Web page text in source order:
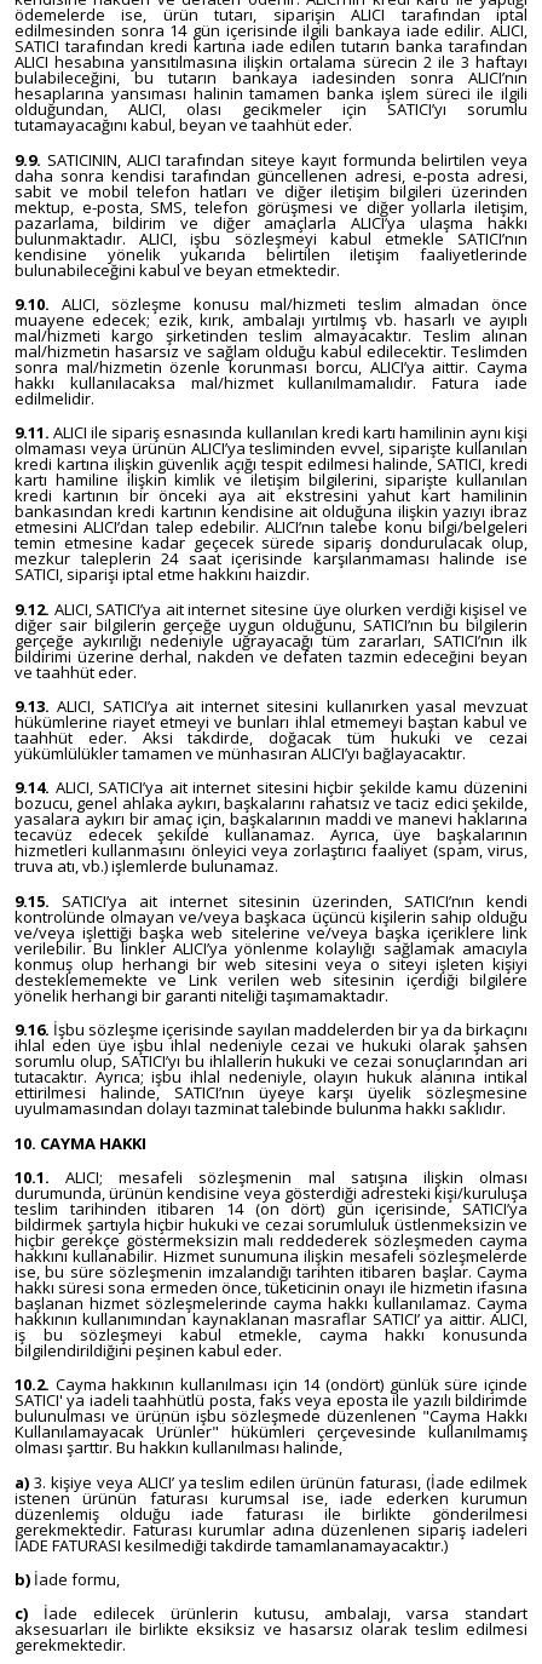
ödemelerde ise, ürün tutarı, siparişin ALICI tarafından iptal
edilmesinden sonra 14 gün içerisinde ilgili bankaya iade edilir. ALICI,
SATICI tarafından kredi kartına iade edilen tutarın banka tarafından
ALICI hesabına yansıtılmasına ilişkin ortalama sürecin 2 ile 3 haftayı
bulabileceğini, bu tutarın bankaya iadesinden sonra ALICI’nın
hesaplarına yansıması halinin tamamen banka işlem süreci ile ilgili
olduğundan, ALICI, olası gecikmeler için SATICI’yı sorumlu
tutamayacağını kabul, beyan ve taahhüt eder.
9.9. SATICININ, ALICI tarafından siteye kayıt formunda belirtilen veya
daha sonra kendisi tarafından güncellenen adresi, e-posta adresi,
sabit ve mobil telefon hatları ve diğer iletişim bilgileri üzerinden
mektup, e-posta, SMS, telefon görüşmesi ve diğer yollarla iletişim,
pazarlama, bildirim ve diğer amaçlarla ALICI’ya ulaşma hakkı
bulunmaktadır. ALICI, işbu sözleşmeyi kabul etmekle SATICI’nın
kendisine yönelik yukarıda belirtilen iletişim faaliyetlerinde
bulunabileceğini kabul ve beyan etmektedir.
9.10. ALICI, sözleşme konusu mal/hizmeti teslim almadan önce
muayene edecek; ezik, kırık, ambalajı yırtılmış vb. hasarlı ve ayıplı
mal/hizmeti kargo şirketinden teslim almayacaktır. Teslim alınan
mal/hizmetin hasarsız ve sağlam olduğu kabul edilecektir. Teslimden
sonra mal/hizmetin özenle korunması borcu, ALICI’ya aittir. Cayma
hakkı kullanılacaksa mal/hizmet kullanılmamalıdır. Fatura iade
edilmelidir.
9.11. ALICI ile sipariş esnasında kullanılan kredi kartı hamilinin aynı kişi
olmaması veya ürünün ALICI’ya tesliminden evvel, siparişte kullanılan
kredi kartına ilişkin güvenlik açığı tespit edilmesi halinde, SATICI, kredi
kartı hamiline ilişkin kimlik ve iletişim bilgilerini, siparişte kullanılan
kredi kartının bir önceki aya ait ekstresini yahut kart hamilinin
bankasından kredi kartının kendisine ait olduğuna ilişkin yazıyı ibraz
etmesini ALICI’dan talep edebilir. ALICI’nın talebe konu bilgi/belgeleri
temin etmesine kadar geçecek sürede sipariş dondurulacak olup,
mezkur taleplerin 24 saat içerisinde karşılanmaması halinde ise
SATICI, siparişi iptal etme hakkını haizdir.
9.12. ALICI, SATICI’ya ait internet sitesine üye olurken verdiği kişisel ve
diğer sair bilgilerin gerçeğe uygun olduğunu, SATICI’nın bu bilgilerin
gerçeğe aykırılığı nedeniyle uğrayacağı tüm zararları, SATICI’nın ilk
bildirimi üzerine derhal, nakden ve defaten tazmin edeceğini beyan
ve taahhüt eder.
9.13. ALICI, SATICI’ya ait internet sitesini kullanırken yasal mevzuat
hükümlerine riayet etmeyi ve bunları ihlal etmemeyi baştan kabul ve
taahhüt eder. Aksi takdirde, doğacak tüm hukuki ve cezai
yükümlülükler tamamen ve münhasıran ALICI’yı bağlayacaktır.
9.14. ALICI, SATICI’ya ait internet sitesini hiçbir şekilde kamu düzenini
bozucu, genel ahlaka aykırı, başkalarını rahatsız ve taciz edici şekilde,
yasalara aykırı bir amaç için, başkalarının maddi ve manevi haklarına
tecavüz edecek şekilde kullanamaz. Ayrıca, üye başkalarının
hizmetleri kullanmasını önleyici veya zorlaştırıcı faaliyet (spam, virus,
truva atı, vb.) işlemlerde bulunamaz.
9.15. SATICI’ya ait internet sitesinin üzerinden, SATICI’nın kendi
kontrolünde olmayan ve/veya başkaca üçüncü kişilerin sahip olduğu
ve/veya işlettiği başka web sitelerine ve/veya başka içeriklere link
verilebilir. Bu linkler ALICI’ya yönlenme kolaylığı sağlamak amacıyla
konmuş olup herhangi bir web sitesini veya o siteyi işleten kişiyi
desteklememekte ve Link verilen web sitesinin içerdiği bilgilere
yönelik herhangi bir garanti niteliği taşımamaktadır.
9.16. İşbu sözleşme içerisinde sayılan maddelerden bir ya da birkaçını
ihlal eden üye işbu ihlal nedeniyle cezai ve hukuki olarak şahsen
sorumlu olup, SATICI’yı bu ihlallerin hukuki ve cezai sonuçlarından ari
tutacaktır. Ayrıca; işbu ihlal nedeniyle, olayın hukuk alanına intikal
ettirilmesi halinde, SATICI’nın üyeye karşı üyelik sözleşmesine
uyulmamasından dolayı tazminat talebinde bulunma hakkı saklıdır.
10. CAYMA HAKKI
10.1. ALICI; mesafeli sözleşmenin mal satışına ilişkin olması
durumunda, ürünün kendisine veya gösterdiği adresteki kişi/kuruluşa
teslim tarihinden itibaren 14 (on dört) gün içerisinde, SATICI’ya
bildirmek şartıyla hiçbir hukuki ve cezai sorumluluk üstlenmeksizin ve
hiçbir gerekçe göstermeksizin malı reddederek sözleşmeden cayma
hakkını kullanabilir. Hizmet sunumuna ilişkin mesafeli sözleşmelerde
ise, bu süre sözleşmenin imzalandığı tarihten itibaren başlar. Cayma
hakkı süresi sona ermeden önce, tüketicinin onayı ile hizmetin ifasına
başlanan hizmet sözleşmelerinde cayma hakkı kullanılamaz. Cayma
hakkının kullanımından kaynaklanan masraflar SATICI’ ya aittir. ALICI,
iş bu sözleşmeyi kabul etmekle, cayma hakkı konusunda
bilgilendirildiğini peşinen kabul eder.
10.2. Cayma hakkının kullanılması için 14 (ondört) günlük süre içinde
SATICI' ya iadeli taahhütlü posta, faks veya eposta ile yazılı bildirimde
bulunulması ve ürünün işbu sözleşmede düzenlenen "Cayma Hakkı
Kullanılamayacak Ürünler" hükümleri çerçevesinde kullanılmamış
olması şarttır. Bu hakkın kullanılması halinde,
a) 3. kişiye veya ALICI’ ya teslim edilen ürünün faturası, (İade edilmek
istenen ürünün faturası kurumsal ise, iade ederken kurumun
düzenlemiş olduğu iade faturası ile birlikte gönderilmesi
gerekmektedir. Faturası kurumlar adına düzenlenen sipariş iadeleri
İADE FATURASI kesilmediği takdirde tamamlanamayacaktır.)
b) İade formu,
c) İade edilecek ürünlerin kutusu, ambalajı, varsa standart
aksesuarları ile birlikte eksiksiz ve hasarsız olarak teslim edilmesi
gerekmektedir.